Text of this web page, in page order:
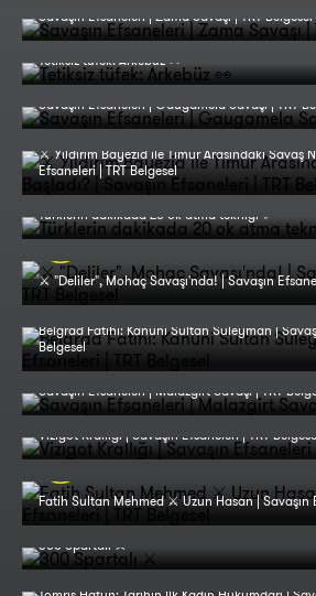
Savaşın Efsaneleri | Zama Savaşı | TRT Belgesel
Tetiksiz tüfek: Arkebüz 👀
Savaşın Efsaneleri | Gaugamela Savaşı | TRT
⚔️ Yıldırım Bayezid ile Timur Arasındaki Savaş
Efsaneleri | TRT Belgesel
Türklerin dakikada 20 ok atma tekniği 🏹
⚔️ "Deliler", Mohaç Savaşı'nda! | Savaşın
Belgrad Fatihi: Kanuni Sultan Süleyman |
Belgesel
Savaşın Efsaneleri | Malazgirt Savaşı | TRT
Vizigot Krallığı | Savaşın Efsaneleri | TRT
Fatih Sultan Mehmed ⚔️ Uzun Hasan | Savaşın
300 Spartalı ⚔️